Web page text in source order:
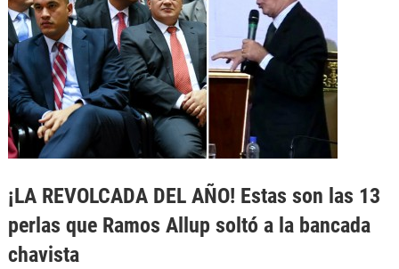
¡LA REVOLCADA DEL AÑO! Estas son las 13
perlas que Ramos Allup soltó a la bancada
chavista